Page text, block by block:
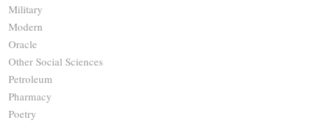
Military
Modern
Oracle
Other Social Sciences
Petroleum
Pharmacy
Poetry